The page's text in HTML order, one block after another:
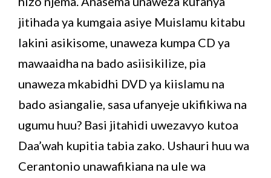
jitihada ya kumgaia asiye Muislamu kitabu
lakini asikisome, unaweza kumpa CD ya
mawaaidha na bado asiisikilize, pia
unaweza mkabidhi DVD ya kiislamu na
bado asiangalie, sasa ufanyeje ukifikiwa na
ugumu huu? Basi jitahidi uwezavyo kutoa
Daa’wah kupitia tabia zako. Ushauri huu wa
Cerantonio unawafikiana na ule wa